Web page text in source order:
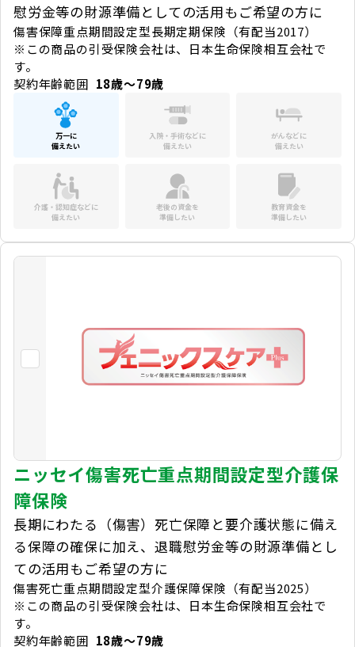
慰労金等の財源準備としての活用もご希望の方に
傷害保障重点期間設定型長期定期保険（有配当2017）
※この商品の引受保険会社は、日本生命保険相互会社で
す。
契約年齢範囲 18歳～79歳
万一に
備えたい
入院・手術などに
備えたい
がんなどに
備えたい
介護・認知症などに
備えたい
老後の資金を
準備したい
教育資金を
準備したい
ニッセイ傷害死亡重点期間設定型介護保
障保険
長期にわたる（傷害）死亡保障と要介護状態に備え
る保障の確保に加え、退職慰労金等の財源準備とし
ての活用もご希望の方に
傷害死亡重点期間設定型介護保障保険（有配当2025）
※この商品の引受保険会社は、日本生命保険相互会社で
す。
契約年齢範囲 18歳～79歳